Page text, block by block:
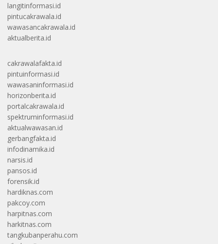
langitinformasi.id
pintucakrawala.id
wawasancakrawala.id
aktualberita.id
cakrawalafakta.id
pintuinformasi.id
wawasaninformasi.id
horizonberita.id
portalcakrawala.id
spektruminformasi.id
aktualwawasan.id
gerbangfakta.id
infodinamika.id
narsis.id
pansos.id
forensik.id
hardiknas.com
pakcoy.com
harpitnas.com
harkitnas.com
tangkubanperahu.com